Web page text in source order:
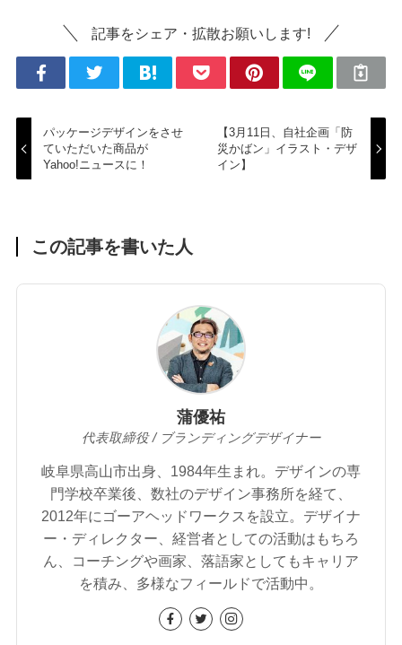
記事をシェア・拡散お願いします!
パッケージデザインをさせ
ていただいた商品が
Yahoo!ニュースに！
【3月11日、自社企画「防
災かばン」イラスト・デザ
イン】
この記事を書いた人
蒲優祐
代表取締役 / ブランディングデザイナー
岐阜県高山市出身、1984年生まれ。デザインの専
門学校卒業後、数社のデザイン事務所を経て、
2012年にゴーアヘッドワークスを設立。デザイナ
ー・ディレクター、経営者としての活動はもちろ
ん、コーチングや画家、落語家としてもキャリア
を積み、多様なフィールドで活動中。